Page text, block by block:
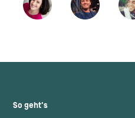
So geht's